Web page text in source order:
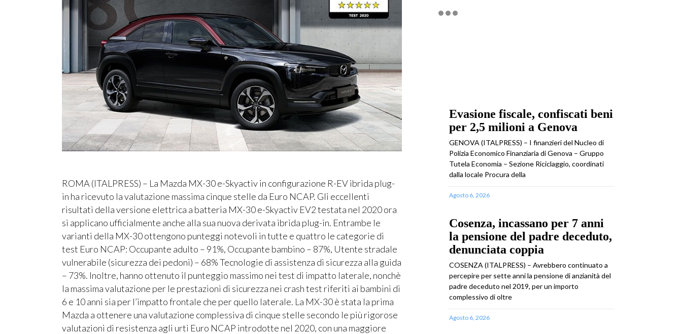
ROMA (ITALPRESS) – La Mazda MX-30 e-Skyactiv in configurazione R-EV ibrida plug-
in ha ricevuto la valutazione massima cinque stelle da Euro NCAP. Gli eccellenti
risultati della versione elettrica a batteria MX-30 e-Skyactiv EV2 testata nel 2020 ora
si applicano ufficialmente anche alla sua nuova derivata ibrida plug-in. Entrambe le
varianti della MX-30 ottengono punteggi notevoli in tutte e quattro le categorie di
test Euro NCAP: Occupante adulto – 91%, Occupante bambino – 87%, Utente stradale
vulnerabile (sicurezza dei pedoni) – 68% Tecnologie di assistenza di sicurezza alla guida
– 73%. Inoltre, hanno ottenuto il punteggio massimo nei test di impatto laterale, nonchè
la massima valutazione per le prestazioni di sicurezza nei crash test riferiti ai bambini di
6 e 10 anni sia per l’impatto frontale che per quello laterale. La MX-30 è stata la prima
Mazda a ottenere una valutazione complessiva di cinque stelle secondo le più rigorose
valutazioni di resistenza agli urti Euro NCAP introdotte nel 2020, con una maggiore
Evasione fiscale, confiscati beni
per 2,5 milioni a Genova
GENOVA (ITALPRESS) – I finanzieri del Nucleo di
Polizia Economico Finanziaria di Genova – Gruppo
Tutela Economia – Sezione Riciclaggio, coordinati
dalla locale Procura della
Agosto 6, 2026
Cosenza, incassano per 7 anni
la pensione del padre deceduto,
denunciata coppia
COSENZA (ITALPRESS) – Avrebbero continuato a
percepire per sette anni la pensione di anzianità del
padre deceduto nel 2019, per un importo
complessivo di oltre
Agosto 6, 2026